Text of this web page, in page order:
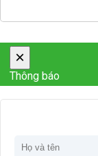
×
Thông báo